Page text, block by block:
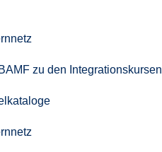
zu den Integrationskursen